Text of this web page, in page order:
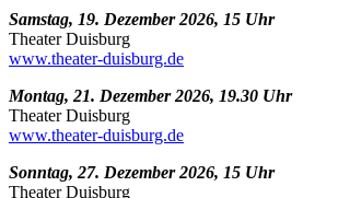
Samstag, 19. Dezember 2026, 15 Uhr
Theater Duisburg
www.theater-duisburg.de
Montag, 21. Dezember 2026, 19.30 Uhr
Theater Duisburg
www.theater-duisburg.de
Sonntag, 27. Dezember 2026, 15 Uhr
Theater Duisburg